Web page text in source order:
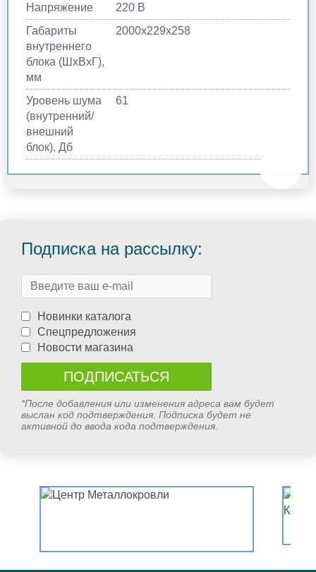
Напряжение
220 В
Габариты
внутреннего
блока (ШхВхГ),
мм
2000х229х258
Уровень шума
(внутренний/
внешний
блок), Дб
61
Подписка на рассылку:
Новинки каталога
Спецпредложения
Новости магазина
*После добавления или изменения адреса вам будет
выслан код подтверждения. Подписка будет не
активной до ввода кода подтверждения.